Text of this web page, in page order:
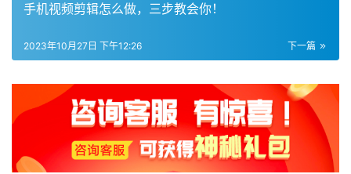
手机视频剪辑怎么做，三步教会你！
下一篇
2023年10月27日 下午12:26